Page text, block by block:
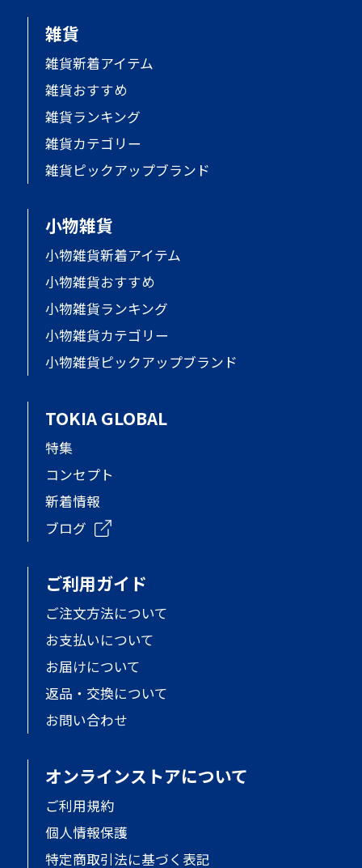
雑貨
雑貨新着アイテム
雑貨おすすめ
雑貨ランキング
雑貨カテゴリー
雑貨ピックアップブランド
小物雑貨
小物雑貨新着アイテム
小物雑貨おすすめ
小物雑貨ランキング
小物雑貨カテゴリー
小物雑貨ピックアップブランド
TOKIA GLOBAL
特集
コンセプト
新着情報
ブログ
ご利用ガイド
ご注文方法について
お支払いについて
お届けについて
返品・交換について
お問い合わせ
オンラインストアについて
ご利用規約
個人情報保護
特定商取引法に基づく表記